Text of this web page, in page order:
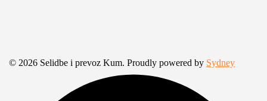
© 2026 Selidbe i prevoz Kum. Proudly powered by Sydney